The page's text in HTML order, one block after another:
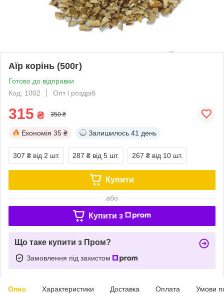
Аїр корінь (500г)
Готово до відправки
Код: 1002
Опт і роздріб
315 ₴ 350 ₴
Економія 35 ₴ Залишилось 41 день
307 ₴ від 2 шт. 287 ₴ від 5 шт. 267 ₴ від 10 шт.
Купити
або
Купити з
Що таке купити з Пром?
Замовлення під захистом
Опис Характеристики Доставка Оплата Умови